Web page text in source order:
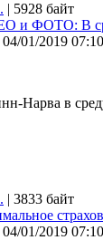
| 5928 байт
и ФОТО: В
04/01/2019
Нарва в
| 3833 байт
04/01/2019